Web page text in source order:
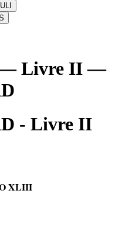
— Livre II —
- Livre II
XLIII